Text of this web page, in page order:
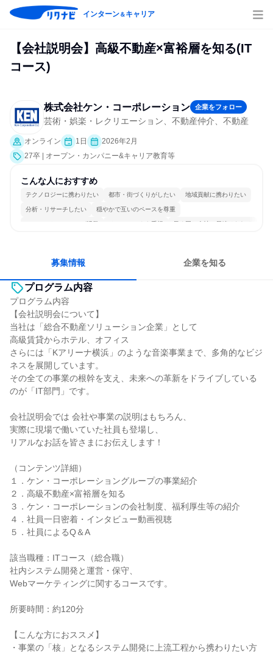
インターン＆キャリア
【会社説明会】高級不動産×富裕層を知る(IT
コース)
株式会社ケン・コーポレーション 企業をフォロー
芸術・娯楽・レクリエーション、不動産仲介、不動産
オンライン 1日
2026年2月
27卒 | オープン・カンパニー&キャリア教育等
こんな人におすすめ
テクノロジーに携わりたい 都市・街づくりがしたい 地域貢献に携わりたい
分析・リサーチしたい 穏やかで互いのペースを尊重
コミュニケーションが活発 チームワークを重視 長く同じ会社に居続けられる
募集情報 企業を知る
プログラム内容
プログラム内容
【会社説明会について】
当社は「総合不動産ソリューション企業」として
高級賃貸からホテル、オフィス
さらには「Kアリーナ横浜」のような音楽事業まで、多角的なビジ
ネスを展開しています。
その全ての事業の根幹を支え、未来への革新をドライブしている
のが「IT部門」です。
会社説明会では 会社や事業の説明はもちろん、
実際に現場で働いていた社員も登場し、
リアルなお話を皆さまにお伝えします！
（コンテンツ詳細）
１．ケン・コーポレーショングループの事業紹介
２．高級不動産×富裕層を知る
３．ケン・コーポレーションの会社制度、福利厚生等の紹介
４．社員一日密着・インタビュー動画視聴
５．社員によるQ＆A
該当職種：ITコース（総合職）
社内システム開発と運営・保守、
Webマーケティングに関するコースです。
所要時間：約120分
【こんな方におススメ】
・事業の「核」となるシステム開発に上流工程から携わりたい方